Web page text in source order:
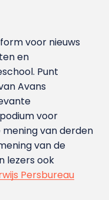
voor nieuws
en
Punt
Avans
voor
van derden
van de
lezers ook
Persbureau